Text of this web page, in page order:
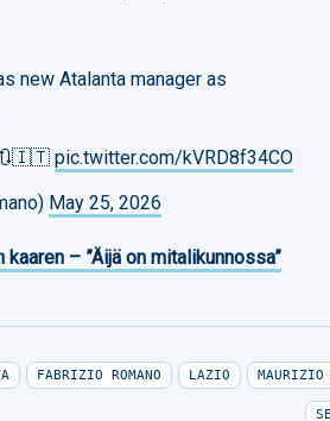
new Atalanta manager as
🔃🇮🇹pic.twitter.com/kVRD8f34CO
May 25, 2026
– ”Äijä on mitalikunnossa”
FABRIZIO ROMANO LAZIO MAURIZIO